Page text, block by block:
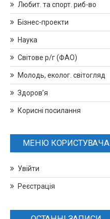
Любит. та спорт. риб-во
Бізнес-проекти
Наука
Світове р/г (ФАО)
Молодь, еколог. світогляд
Здоров’я
Корисні посилання
МЕНЮ КОРИСТУВАЧА
Увійти
Реєстрація